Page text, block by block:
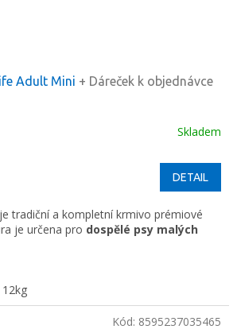
Adult Mini + Dáreček k objednávce
Skladem
DETAIL
tradiční a kompletní krmivo prémiové
je určena pro dospělé psy malých
12kg
Kód: 8595237035465